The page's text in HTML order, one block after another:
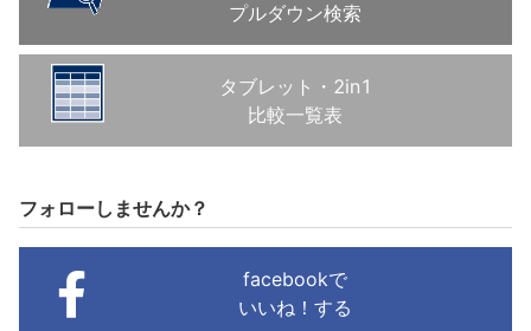
プルダウン検索
タブレット・2in1
比較一覧表
フォローしませんか？
facebookで
いいね！する